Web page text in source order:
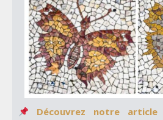
Découvrez notre